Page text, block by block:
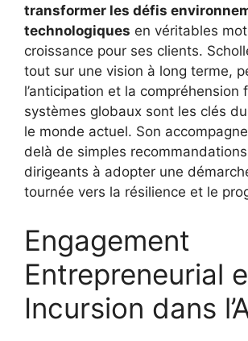
transformer les défis
technologiques en véritables
croissance pour ses clients.
tout sur une vision à long terme,
l’anticipation et la compréhension
systèmes globaux sont les clés
le monde actuel. Son
delà de simples
dirigeants à adopter une
tournée vers la résilience et le
Engagement
Entrepreneurial
Incursion dans